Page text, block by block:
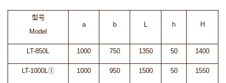
型号
Model
a b h H
LT-850L 1000 750 1350 50 1400
LT-1000L① 1000 950 1500 50 1550